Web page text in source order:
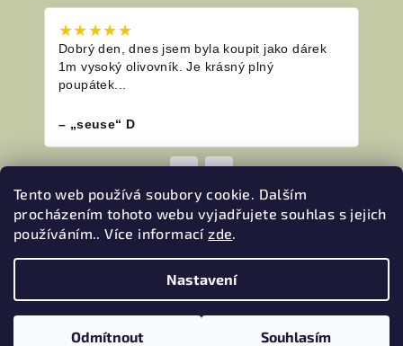
Tento web používá soubory cookie. Dalším
procházením tohoto webu vyjadřujete souhlas s jejich
používáním.. Více informacízde.
Nastavení
Odmítnout Souhlasím
★★★★★
Dobrý den, dnes jsem byla koupit jako dárek
1m vysoký olivovník. Je krásný plný
poupátek...
– „seuse“ D
◀ ▶
. Všechna práva vyhrazena.